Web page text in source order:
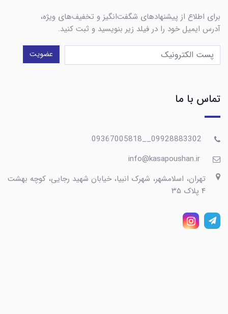
برای اطلاع از پیشنهادهای شگفت‌انگیز و تخفیف‌های ویژه،
آدرس ایمیل خود را در فیلد زیر بنویسید و ثبت کنید.
عضویت
تماس با ما
تهران، اسلامشهر، شهرک انبیا، خیابان شهید رجایی، کوچه بهشت
۴ پلاک ۳۵